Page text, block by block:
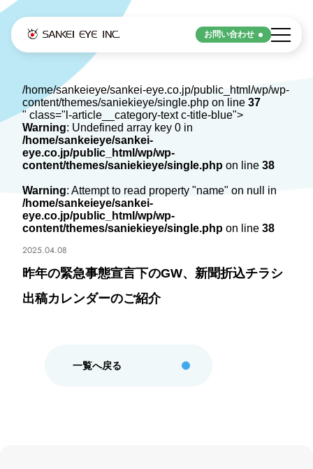
お問い合わせ
Strengths
サンケイアイの強み
サンケイアイの強み
Service
サービス
デジタル
/home/sankeieye/sankei-eye.co.jp/public_html/wp/wp-
content/themes/saniekieye/single.php on line 37
" class="l-article__category-text c-title-blue">
Warning: Undefined array key 0 in
/home/sankeieye/sankei-
eye.co.jp/public_html/wp/wp-
content/themes/saniekieye/single.php on line 38
Warning: Attempt to read property "name" on null in
/home/sankeieye/sankei-
eye.co.jp/public_html/wp/wp-
content/themes/saniekieye/single.php on line 38
2025.04.08
昨年の緊急事態宣言下のGW、新聞折込チラシ
出稿カレンダーのご紹介
一覧へ戻る